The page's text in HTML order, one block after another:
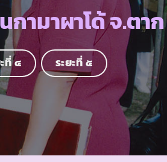
กามาผาโด้ จ.ตาก
ที่ ๔ ระยะที่ ๕